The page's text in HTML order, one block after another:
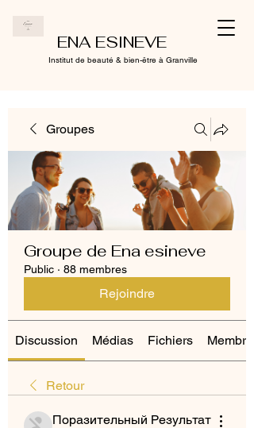
ENA ESINEVE
Institut de beauté & bien-être à Granville
Groupes
Groupe de Ena esineve
Public · 88 membres
Rejoindre
Discussion Médias Fichiers Membres
Retour
Поразительный Результат